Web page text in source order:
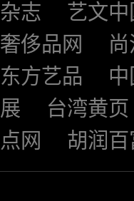
杂志
艺文中
奢侈品网
东方艺品
展
台湾黄页
点网
胡润百